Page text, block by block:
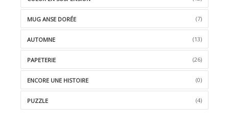
MUG ANSE DORÉE (7)
AUTOMNE (13)
PAPETERIE (26)
ENCORE UNE HISTOIRE (0)
PUZZLE (4)